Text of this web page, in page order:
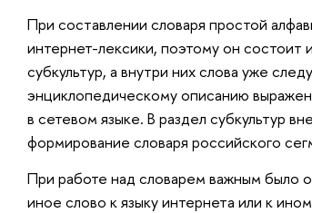
При составлении словаря простой
интернет-лексики, поэтому он состоит
субкультур, а внутри них слова уже
энциклопедическому описанию
в сетевом языке. В раздел субкультур
формирование словаря российского
При работе над словарем важным было
иное слово к языку интернета или к